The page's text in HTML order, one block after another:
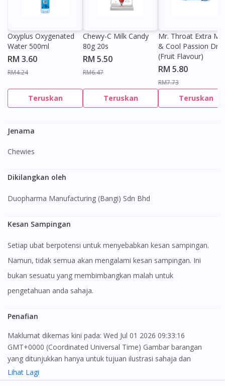
Oxyplus Oxygenated
Water 500ml
RM 3.60
RM4.24
Teruskan
Chewy-C Milk Candy
80g 20s
RM 5.50
RM6.47
Teruskan
Mr. Throat Extra
& Cool Passion
(Fruit Flavour)
RM 5.80
RM7.73
Teruskan
Jenama
Chewies
Dikilangkan oleh
Duopharma Manufacturing (Bangi) Sdn Bhd
Kesan Sampingan
Setiap ubat berpotensi untuk menyebabkan kesan sampingan.
Namun, tidak semua akan mengalami kesan sampingan. Ini
bukan sesuatu yang membimbangkan malah untuk
pengetahuan anda sahaja.
Penafian
Maklumat dikemas kini pada: Wed Jul 01 2026 09:33:16
GMT+0000 (Coordinated Universal Time) Gambar barangan
yang ditunjukkan hanya untuk tujuan ilustrasi sahaja dan
mungkin tidak seperti produk yang sebenar
Lihat Lagi